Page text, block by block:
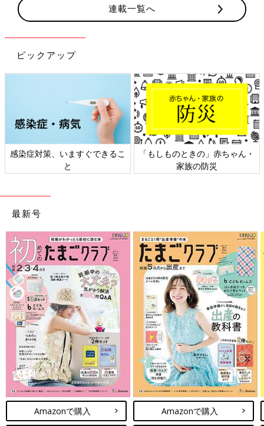
「口の近くにいる」などと言ってくるので、「あ〜それは大変だ
ね。イヤイヤ虫すごく多いみたいだから、いなくなったら教えて
て、イヤイヤモードがスムーズに終わりました。自分が子どもと
同じ立場になって、気持ちに共感して接すると、うまくいくのだ
なと身をもって実感したんです。
また、そういった息子とのやりとりを通して、自分が子どものこ
ろの気持ちも思い出せましたし、「ママとして、こういうふうに
させなきゃ」と子どもに指示し、従わせようと思えば思うほど、
うまくいかないのだなということもわかりました。
そして私がもう一つラクになったことは、読み聞かせ。わが家で
は、就寝前に絵本を読むのですが、今までは、ものすごく疲れて
でもそうではなく、「今日、ママ疲れているから、1冊でい
す。子どもとは持ちつ持たれつの関係でいいんですよね。今まで
は、「ママだから、しなければいけないし、つらくても子どもの
ために絵本を読まなければいけない」と勝手に思い込んでいたの
で、そういうところを手放せたというか、学びながら自分が一番
救われたのかもしれません。
チャイルドマインダーの講座は、私がそうだったように、子育て
のヒントが見つかるかもしれないので、子どもの発達に興味があ
るママ、育児に悩んでいるママは、ぜひ受けてみてほしいな、と
思います。
お話／鈴木あきえさん 取材・文／本間勇気、たまひよONLINE
編集部
「２人目は何歳差がいい？」きょうだい
連載一覧へ
ピックアップ
感染症対策、いますぐできるこ
と
「もしものときの」赤ちゃん・
家族の防災
最新号
Amazonで購入 Amazonで購入